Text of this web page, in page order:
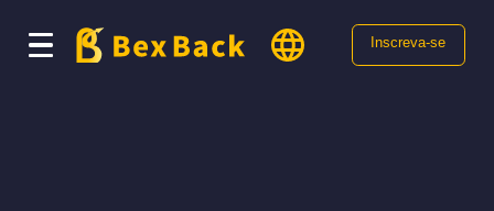
Inscreva-se